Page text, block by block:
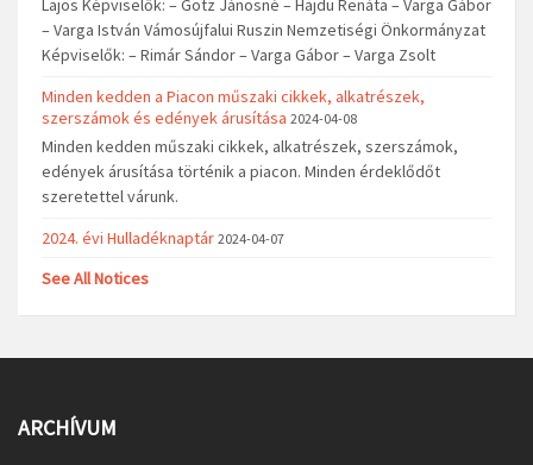
Lajos Képviselők: – Götz Jánosné – Hajdu Renáta – Varga Gábor
– Varga István Vámosújfalui Ruszin Nemzetiségi Önkormányzat
Képviselők: – Rimár Sándor – Varga Gábor – Varga Zsolt
Minden kedden a Piacon műszaki cikkek, alkatrészek,
szerszámok és edények árusítása 2024-04-08
Minden kedden műszaki cikkek, alkatrészek, szerszámok,
edények árusítása történik a piacon. Minden érdeklődőt
szeretettel várunk.
2024. évi Hulladéknaptár 2024-04-07
See All Notices
ARCHÍVUM